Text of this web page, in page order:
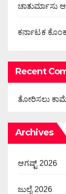
ಚಾತುರ್ಮಾಸು
ಕರ್ನಾಟಕ
Recent
ತೋರಿಸಲು
Archives
ಆಗಷ್ಟ್ 2026
ಜುಲೈ 2026